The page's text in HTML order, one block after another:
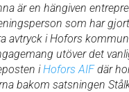
är en hängiven
som har
avtryck i Hofors
utöver det
iHofors AIFdär
bakom satsningen